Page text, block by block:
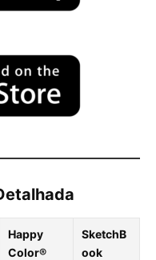
Happy
Color®
SketchB
ook